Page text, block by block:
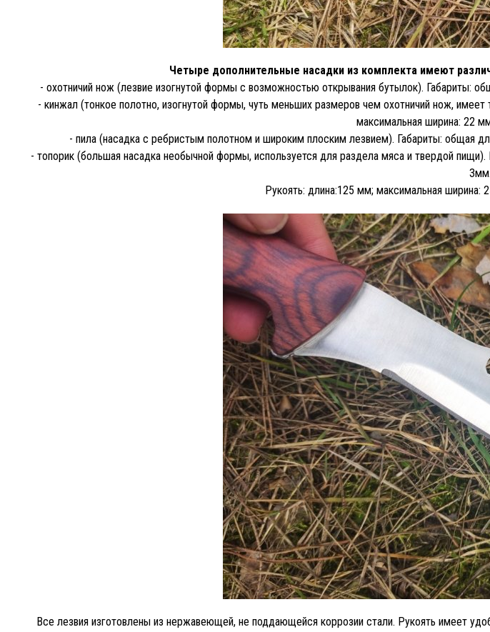
Четыре дополнительные насадки из комплекта имеют
- охотничий нож (лезвие изогнутой формы с возможностью открывания бутылок). Габариты:
- кинжал (тонкое полотно, изогнутой формы, чуть меньших размеров чем охотничий нож,
максимальная ширина: 22
- пила (насадка с ребристым полотном и широким плоским лезвием). Габариты: общая
- топорик (большая насадка необычной формы, используется для раздела мяса и твердой
3мм.
Рукоять: длина:125 мм; максимальная
Все лезвия изготовлены из нержавеющей, не поддающейся коррозии стали. Рукоять имеет